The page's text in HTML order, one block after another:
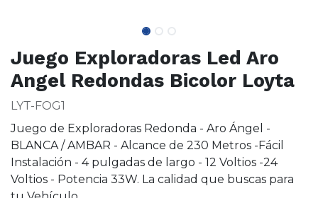
Juego Exploradoras Led Aro
Angel Redondas Bicolor Loyta
LYT-FOG1
Juego de Exploradoras Redonda - Aro Ángel -
BLANCA / AMBAR - Alcance de 230 Metros -Fácil
Instalación - 4 pulgadas de largo - 12 Voltios -24
Voltios - Potencia 33W. La calidad que buscas para